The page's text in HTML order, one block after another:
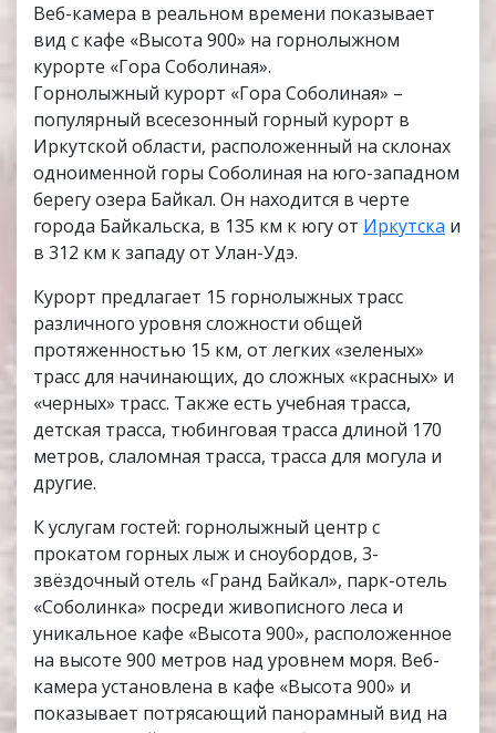
Веб-камера в реальном времени показывает
вид с кафе «Высота 900» на горнолыжном
курорте «Гора Соболиная».
Горнолыжный курорт «Гора Соболиная» –
популярный всесезонный горный курорт в
Иркутской области, расположенный на склонах
одноименной горы Соболиная на юго-западном
берегу озера Байкал. Он находится в черте
города Байкальска, в 135 км к югу от Иркутска и
в 312 км к западу от Улан-Удэ.
Курорт предлагает 15 горнолыжных трасс
различного уровня сложности общей
протяженностью 15 км, от легких «зеленых»
трасс для начинающих, до сложных «красных» и
«черных» трасс. Также есть учебная трасса,
детская трасса, тюбинговая трасса длиной 170
метров, слаломная трасса, трасса для могула и
другие.
К услугам гостей: горнолыжный центр с
прокатом горных лыж и сноубордов, 3-
звёздочный отель «Гранд Байкал», парк-отель
«Соболинка» посреди живописного леса и
уникальное кафе «Высота 900», расположенное
на высоте 900 метров над уровнем моря. Веб-
камера установлена в кафе «Высота 900» и
показывает потрясающий панорамный вид на